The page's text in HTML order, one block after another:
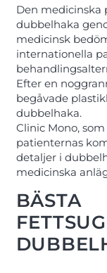
Den medicinska
dubbelhaka
medicinsk
internationella
Efter en
begåvade
dubbelhaka.
Clinic Mono,
patienternas
detaljer i
medicinska
BÄSTA